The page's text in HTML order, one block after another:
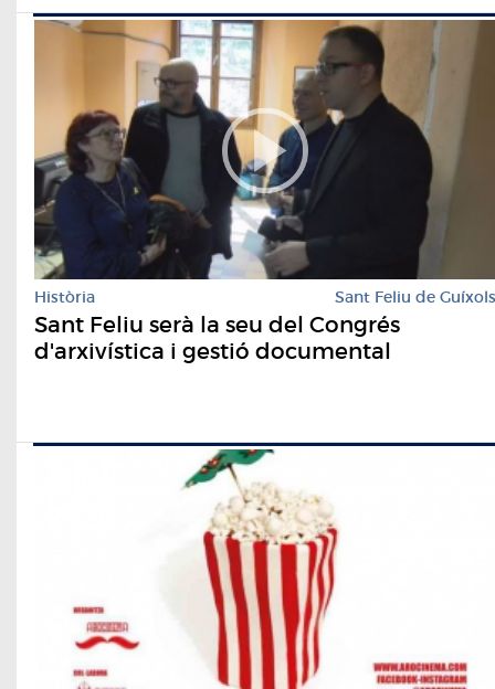
Història Sant Feliu de Guíxols
Sant Feliu serà la seu del Congrés
d'arxivística i gestió documental